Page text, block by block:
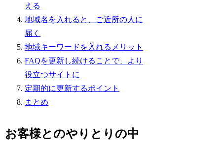
える
地域名を入れると、ご近所の人に
届く
地域キーワードを入れるメリット
FAQを更新し続けることで、より
役立つサイトに
定期的に更新するポイント
まとめ
お客様とのやりとりの中